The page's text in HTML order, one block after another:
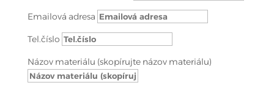
Emailová adresa
Tel.číslo
Názov materiálu (skopírujte názov materiálu)